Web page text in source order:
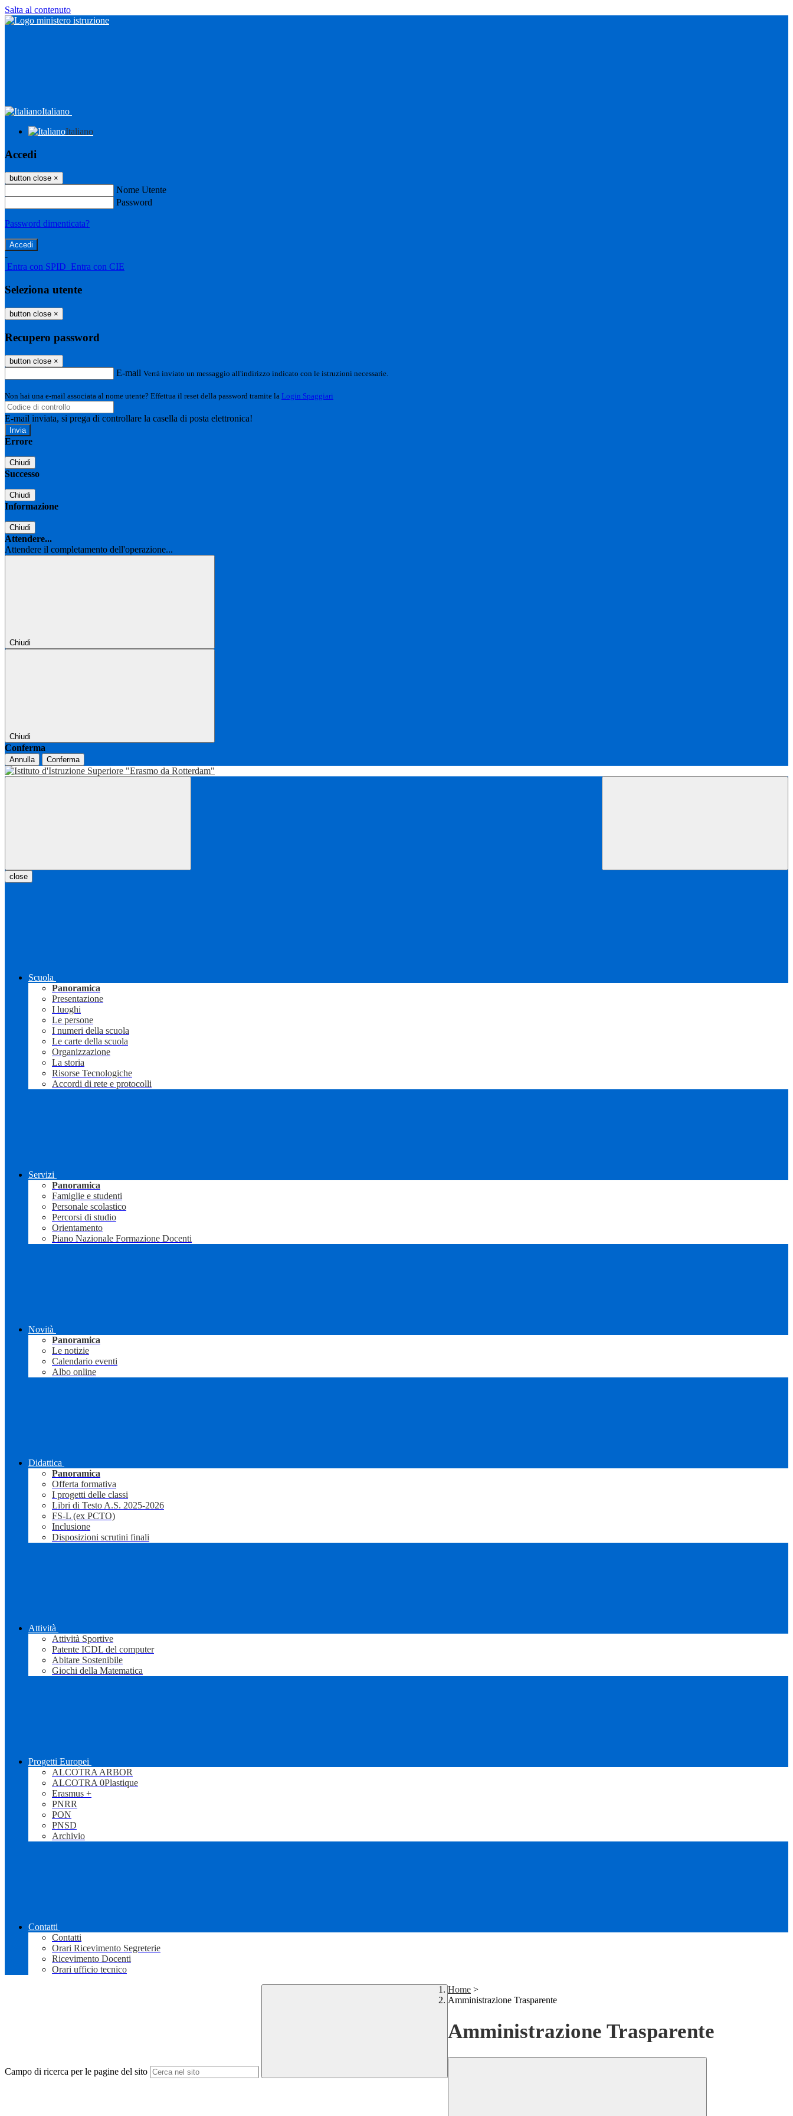
Salta al contenuto
Italiano
Italiano
Accedi
button close ×
Nome Utente
Password
Password dimenticata?
-
Entra con SPID Entra con CIE
Seleziona utente
button close ×
Recupero password
button close ×
E-mail Verrà inviato un messaggio all'indirizzo indicato con le istruzioni necessarie.
Non hai una e-mail associata al nome utente? Effettua il reset della password tramite la Login Spaggiari
E-mail inviata, si prega di controllare la casella di posta elettronica!
Errore
Chiudi
Successo
Chiudi
Informazione
Chiudi
Attendere...
Attendere il completamento dell'operazione...
Chiudi
Chiudi
Conferma
Annulla Conferma
close
Scuola
Panoramica
Presentazione
I luoghi
Le persone
I numeri della scuola
Le carte della scuola
Organizzazione
La storia
Risorse Tecnologiche
Accordi di rete e protocolli
Servizi
Panoramica
Famiglie e studenti
Personale scolastico
Percorsi di studio
Orientamento
Piano Nazionale Formazione Docenti
Novità
Panoramica
Le notizie
Calendario eventi
Albo online
Didattica
Panoramica
Offerta formativa
I progetti delle classi
Libri di Testo A.S. 2025-2026
FS-L (ex PCTO)
Inclusione
Disposizioni scrutini finali
Attività
Attività Sportive
Patente ICDL del computer
Abitare Sostenibile
Giochi della Matematica
Progetti Europei
ALCOTRA ARBOR
ALCOTRA 0Plastique
Erasmus +
PNRR
PON
PNSD
Archivio
Contatti
Contatti
Orari Ricevimento Segreterie
Ricevimento Docenti
Orari ufficio tecnico
Campo di ricerca per le pagine del sito
Home >
Amministrazione Trasparente
Amministrazione Trasparente